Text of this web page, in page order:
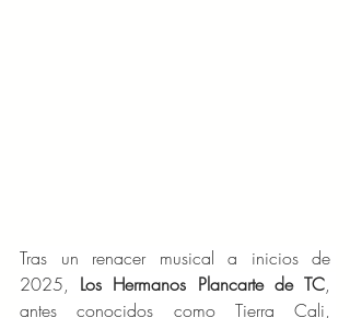
Tras un renacer musical a inicios de
2025, Los Hermanos Plancarte de TC,
antes conocidos como Tierra Cali,